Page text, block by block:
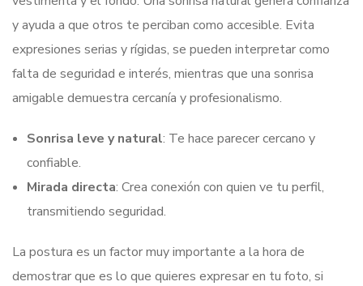
y ayuda a que otros te perciban como accesible. Evita
expresiones serias y rígidas, se pueden interpretar como
falta de seguridad e interés, mientras que una sonrisa
amigable demuestra cercanía y profesionalismo.
Sonrisa leve y natural: Te hace parecer cercano y
confiable.
Mirada directa: Crea conexión con quien ve tu perfil,
transmitiendo seguridad.
La postura es un factor muy importante a la hora de
demostrar que es lo que quieres expresar en tu foto, si